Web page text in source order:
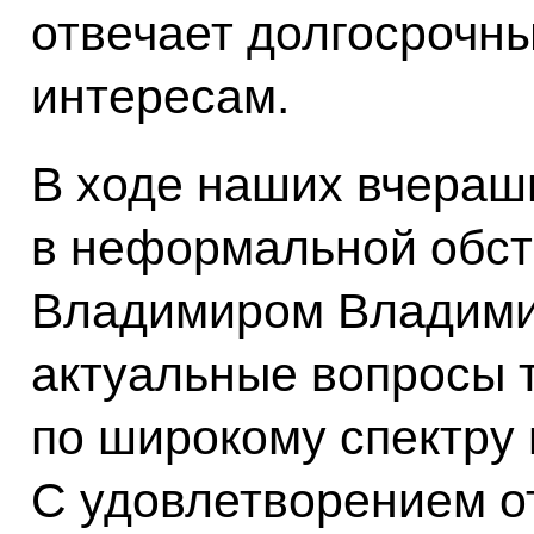
отвечает
интересам.
В ходе наших
в неформальной
Владимиром
актуальные вопросы
по широкому
С удовлетворением